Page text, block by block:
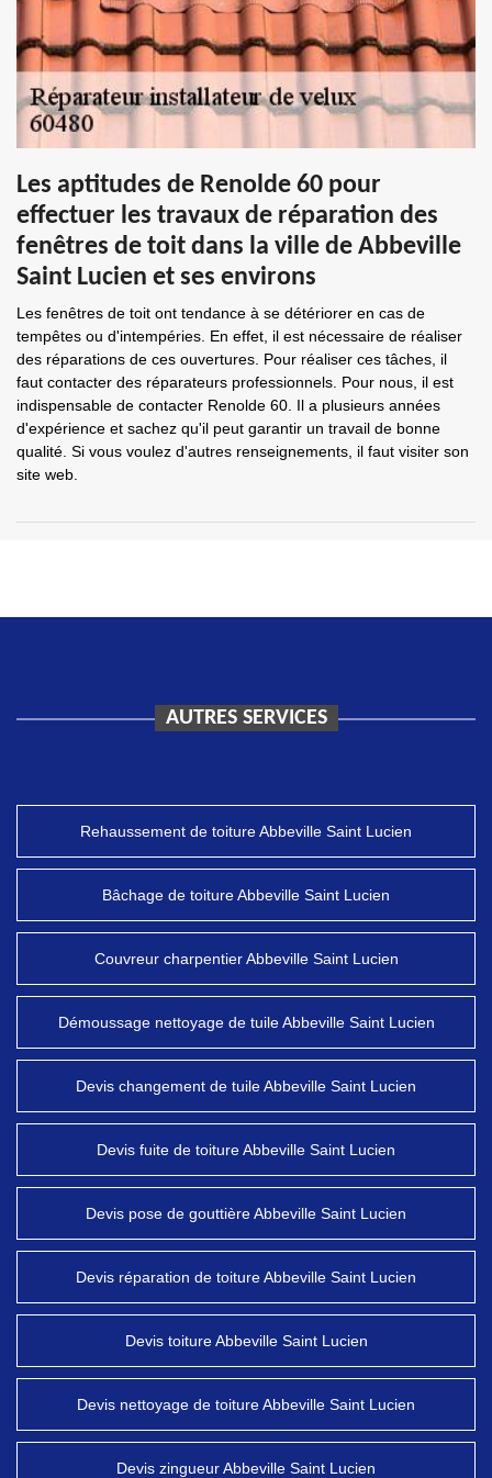
Les aptitudes de Renolde 60 pour
effectuer les travaux de réparation des
fenêtres de toit dans la ville de Abbeville
Saint Lucien et ses environs
Les fenêtres de toit ont tendance à se détériorer en cas de
tempêtes ou d'intempéries. En effet, il est nécessaire de réaliser
des réparations de ces ouvertures. Pour réaliser ces tâches, il
faut contacter des réparateurs professionnels. Pour nous, il est
indispensable de contacter Renolde 60. Il a plusieurs années
d'expérience et sachez qu'il peut garantir un travail de bonne
qualité. Si vous voulez d'autres renseignements, il faut visiter son
site web.
AUTRES SERVICES
Rehaussement de toiture Abbeville Saint Lucien
Bâchage de toiture Abbeville Saint Lucien
Couvreur charpentier Abbeville Saint Lucien
Démoussage nettoyage de tuile Abbeville Saint Lucien
Devis changement de tuile Abbeville Saint Lucien
Devis fuite de toiture Abbeville Saint Lucien
Devis pose de gouttière Abbeville Saint Lucien
Devis réparation de toiture Abbeville Saint Lucien
Devis toiture Abbeville Saint Lucien
Devis nettoyage de toiture Abbeville Saint Lucien
Devis zingueur Abbeville Saint Lucien